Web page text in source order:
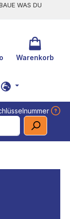
WAS DU
Warenkorb